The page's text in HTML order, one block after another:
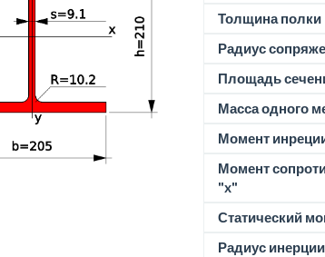
Толщина полки
Радиус
Площадь
Масса одного
Момент
Момент
"x"
Статический
Радиус